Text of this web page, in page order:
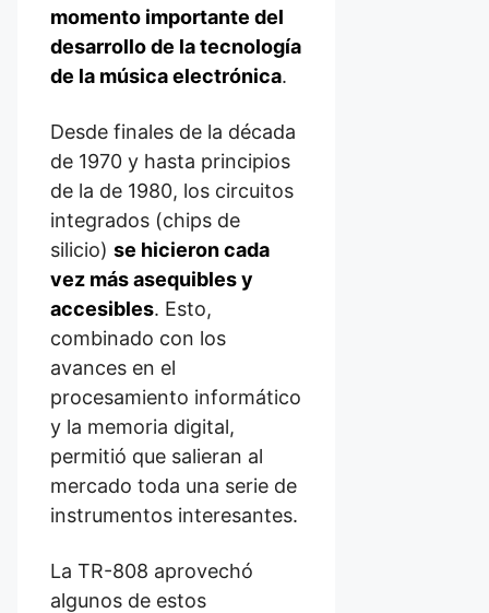
momento importante del
desarrollo de la tecnología
de la música electrónica.
Desde finales de la década
de 1970 y hasta principios
de la de 1980, los circuitos
integrados (chips de
silicio) se hicieron cada
vez más asequibles y
accesibles. Esto,
combinado con los
avances en el
procesamiento informático
y la memoria digital,
permitió que salieran al
mercado toda una serie de
instrumentos interesantes.
La TR-808 aprovechó
algunos de estos